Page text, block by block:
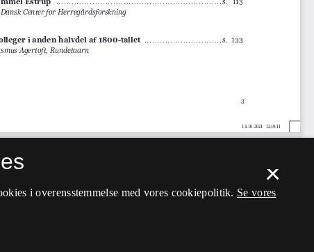
×
i overensstemmelse med vores cookiepolitik. Se vores